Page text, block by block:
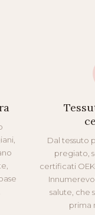
Dal tessuto
pregiato,
certificati
salute, che
prima